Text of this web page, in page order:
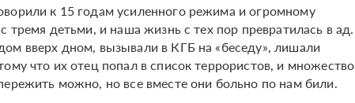
к 15 годам усиленного режима и огромному
детьми, и наша жизнь с тех пор превратилась в ад.
вверх дном, вызывали в КГБ на «беседу», лишали
что их отец попал в список террористов, и множество
можно, но все вместе они больно по нам били.